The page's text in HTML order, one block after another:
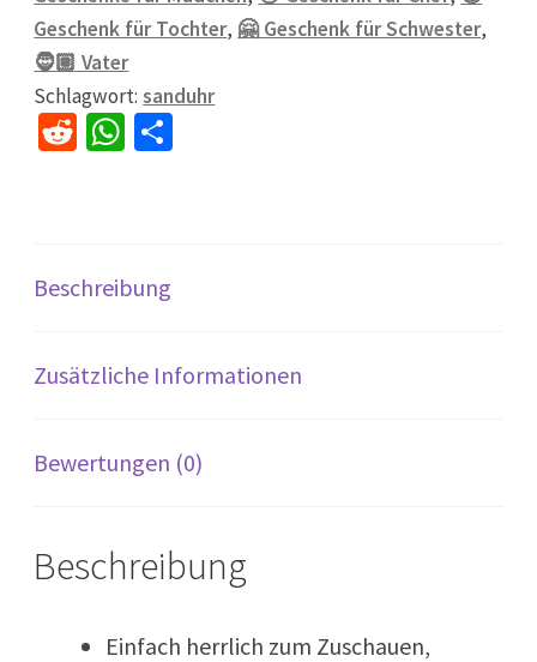
Geschenk für Tochter, 🤗 Geschenk für Schwester,
🧔🏽 Vater
Schlagwort:sanduhr
R
t
W
p
Beschreibung
Zusätzliche Informationen
Bewertungen (0)
Beschreibung
Einfach herrlich zum Zuschauen,